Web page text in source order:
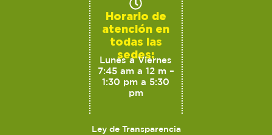
Horario de
atención en
todas las
sedes:
Lunes a Viernes
7:45 am a 12 m –
1:30 pm a 5:30
pm
Ley de Transparencia